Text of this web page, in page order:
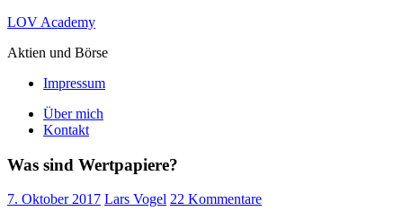
Zum
springen
LOV Academy
Aktien und Börse
Impressum
Über mich
Kontakt
Was sind Wertpapiere?
7. Oktober 2017 Lars Vogel 22 Kommentare